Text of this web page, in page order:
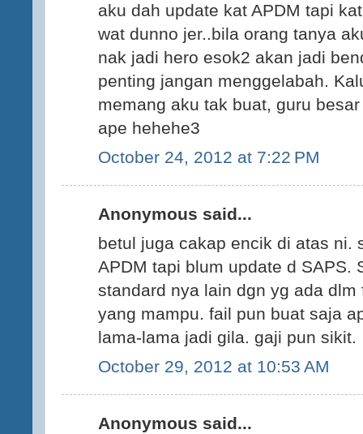
aku dah update kat APDM tapi
wat dunno jer..bila orang tanya
nak jadi hero esok2 akan jadi
penting jangan menggelabah.
memang aku tak buat, guru
ape hehehe3
October 24, 2012 at 7:22 PM
Anonymous said...
betul juga cakap encik di atas ni.
APDM tapi blum update d SAPS.
standard nya lain dgn yg ada
yang mampu. fail pun buat saja
lama-lama jadi gila. gaji pun sikit.
October 29, 2012 at 10:53 AM
Anonymous said...